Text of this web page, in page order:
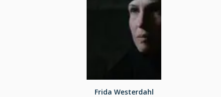
Frida Westerdahl